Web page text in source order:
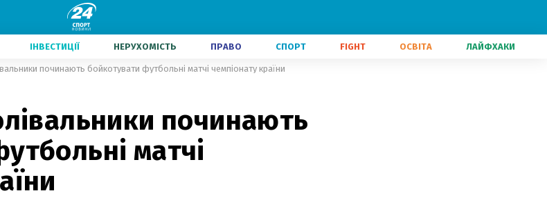
ІНВЕСТИЦІЇ НЕРУХОМІСТЬ ПРАВО СПОРТ FIGHT ОСВІТА ЛАЙФХАКИ
починають бойкотувати футбольні матчі чемпіонату країни
починають
матчі